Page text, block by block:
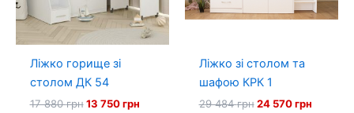
Ліжко горище зі
столом ДК 54
17 880грн Оригінальна
13 750грнПоточна
Ліжко зі столом та
шафою КРК 1
29 484грн Оригінальна
24 570грн